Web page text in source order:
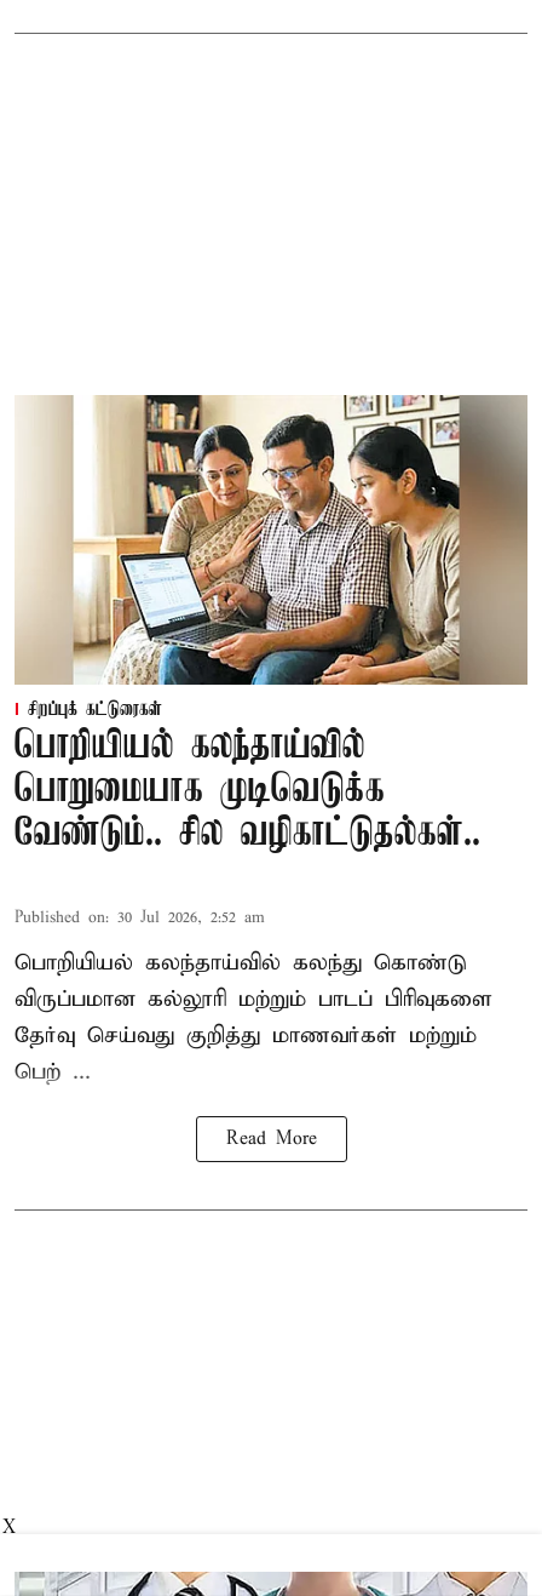
சிறப்புக் கட்டுரைகள்
பொறியியல் கலந்தாய்வில்
பொறுமையாக முடிவெடுக்க
வேண்டும்.. சில வழிகாட்டுதல்கள்..
Published on: 30 Jul 2026, 2:52 am
பொறியியல் கலந்தாய்வில் கலந்து கொண்டு
விருப்பமான கல்லூரி மற்றும் பாடப் பிரிவுகளை
தேர்வு செய்வது குறித்து மாணவர்கள் மற்றும்
பெற் ...
Read More
X